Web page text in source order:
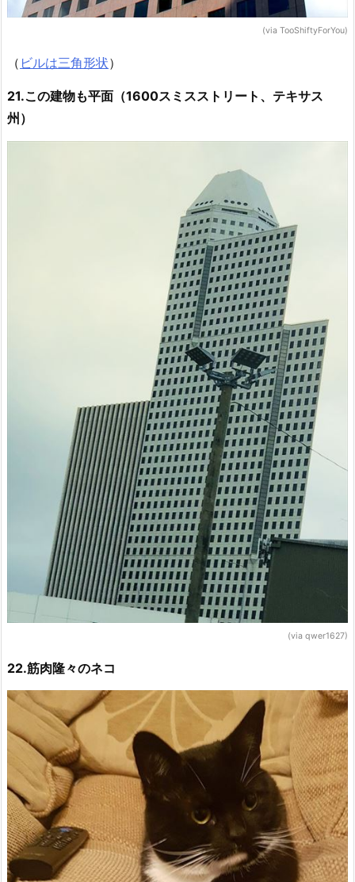
(via TooShiftyForYou)
（ ビルは三角形状）
21.この建物も平面（1600スミスストリート、テキサス
州）
(via qwer1627)
22.筋肉隆々のネコ